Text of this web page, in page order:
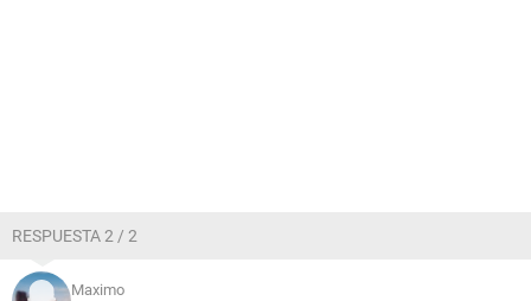
RESPUESTA 2 / 2
Maximo